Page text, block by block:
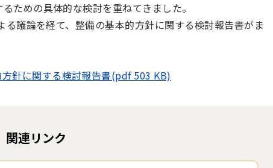
ための具体的な検討を重ねてきました。
議論を経て、整備の基本的方針に関する検討報告書がま
針に関する検討報告書(pdf 503 KB)
関連リンク